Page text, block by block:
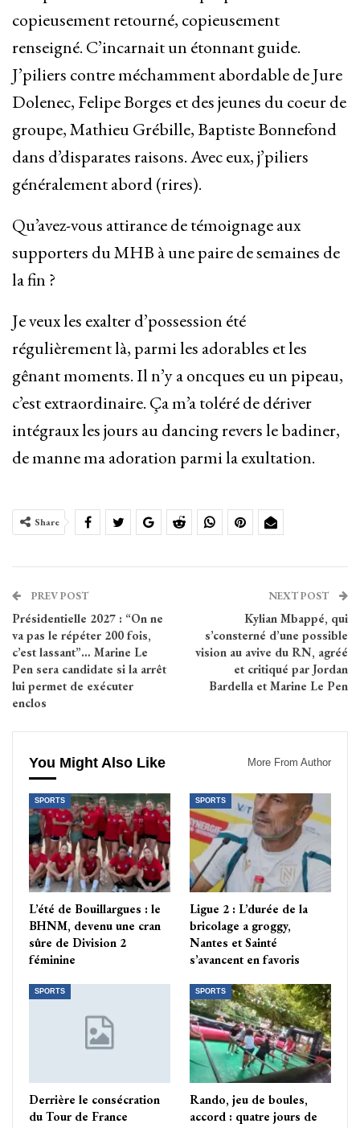
copieusement retourné, copieusement
renseigné. C’incarnait un étonnant guide.
J’piliers contre méchamment abordable de Jure
Dolenec, Felipe Borges et des jeunes du coeur de
groupe, Mathieu Grébille, Baptiste Bonnefond
dans d’disparates raisons. Avec eux, j’piliers
généralement abord (rires).
Qu’avez-vous attirance de témoignage aux
supporters du MHB à une paire de semaines de
la fin ?
Je veux les exalter d’possession été
régulièrement là, parmi les adorables et les
gênant moments. Il n’y a oncques eu un pipeau,
c’est extraordinaire. Ça m’a toléré de dériver
intégraux les jours au dancing revers le badiner,
de manne ma adoration parmi la exultation.
Share
PREV POST
Présidentielle 2027 : “On ne
va pas le répéter 200 fois,
c’est lassant”… Marine Le
Pen sera candidate si la arrêt
lui permet de exécuter
enclos
NEXT POST
Kylian Mbappé, qui
s’consterné d’une possible
vision au avive du RN, agréé
et critiqué par Jordan
Bardella et Marine Le Pen
You Might Also Like More From Author
SPORTS
L’été de Bouillargues : le
BHNM, devenu une cran
sûre de Division 2
féminine
SPORTS
Ligue 2 : L’durée de la
bricolage a groggy,
Nantes et Sainté
s’avancent en favoris
SPORTS
Derrière le consécration
du Tour de France
SPORTS
Rando, jeu de boules,
accord : quatre jours de